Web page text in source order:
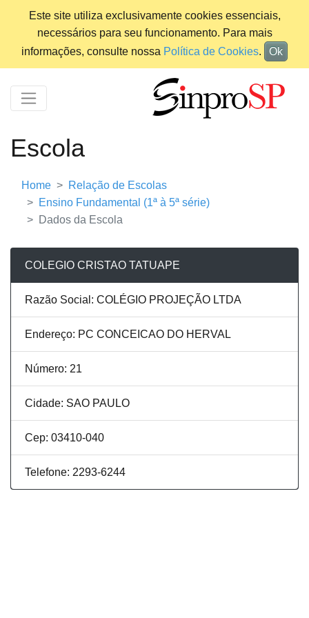
Este site utiliza exclusivamente cookies essenciais,
necessários para seu funcionamento. Para mais
informações, consulte nossa Política de Cookies. Ok
Escola
Home
Relação de Escolas
Ensino Fundamental (1ª à 5ª série)
Dados da Escola
COLEGIO CRISTAO TATUAPE
Razão Social: COLÉGIO PROJEÇÃO LTDA
Endereço: PC CONCEICAO DO HERVAL
Número: 21
Cidade: SAO PAULO
Cep: 03410-040
Telefone: 2293-6244